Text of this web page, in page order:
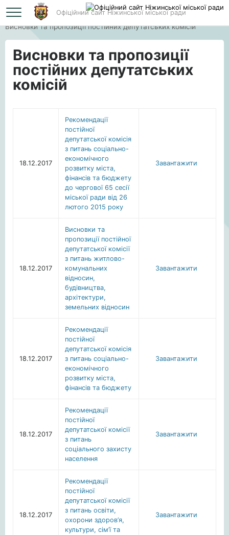
Офіційний сайт Ніжинської міської ради
Головна
Висновки та пропозиції постійних депутатських комісій
Висновки та пропозиції
постійних депутатських
комісій
18.12.2017
Рекомендації
постійної
депутатської комісія
з питань соціально-
економічного
розвитку міста,
фінансів та бюджету
до чергової 65 сесії
міської ради від 26
лютого 2015 року
Завантажити
18.12.2017
Висновки та
пропозиції постійної
депутатської комісії
з питань житлово-
комунальних
відносин,
будівництва,
архітектури,
земельних відносин
Завантажити
18.12.2017
Рекомендації
постійної
депутатської комісія
з питань соціально-
економічного
розвитку міста,
фінансів та бюджету
Завантажити
18.12.2017
Рекомендації
постійної
депутатської комісії
з питань
соціального захисту
населення
Завантажити
18.12.2017
Рекомендації
постійної
депутатської комісії
з питань освіти,
охорони здоров’я,
культури, сім’ї та
Завантажити